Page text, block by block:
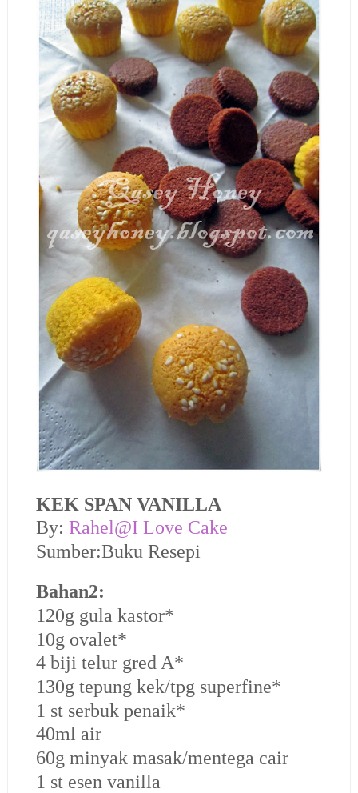
KEK SPAN VANILLA
By: Rahel@I Love Cake
Sumber:Buku Resepi
Bahan2:
120g gula kastor*
10g ovalet*
4 biji telur gred A*
130g tepung kek/tpg superfine*
1 st serbuk penaik*
40ml air
60g minyak masak/mentega cair
1 st esen vanilla